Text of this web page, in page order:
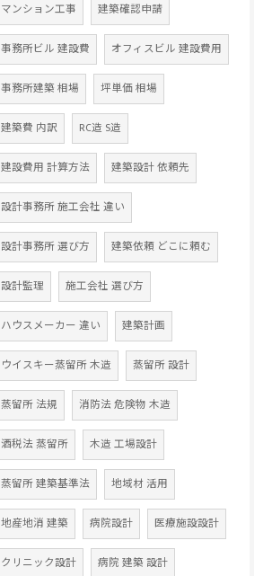
マンション工事 建築確認申請
事務所ビル 建設費 オフィスビル 建設費用
事務所建築 相場 坪単価 相場
建築費 内訳 RC造 S造
建設費用 計算方法 建築設計 依頼先
設計事務所 施工会社 違い
設計事務所 選び方 建築依頼 どこに頼む
設計監理 施工会社 選び方
ハウスメーカー 違い 建築計画
ウイスキー蒸留所 木造 蒸留所 設計
蒸留所 法規 消防法 危険物 木造
酒税法 蒸留所 木造 工場設計
蒸留所 建築基準法 地域材 活用
地産地消 建築 病院設計 医療施設設計
クリニック設計 病院 建築 設計